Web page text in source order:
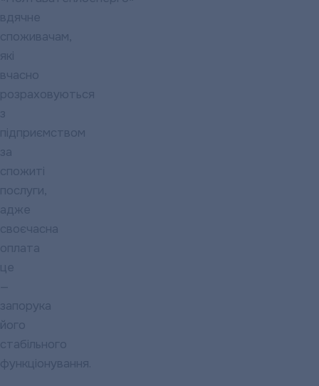
вдячне
споживачам,
які
вчасно
розраховуються
з
підприємством
за
спожиті
послуги,
адже
своєчасна
оплата
це
—
запорука
його
стабільного
функціонування.